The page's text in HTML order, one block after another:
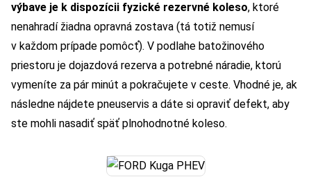
výbave je k dispozícii fyzické rezervné koleso, ktoré
nenahradí žiadna opravná zostava (tá totiž nemusí
v každom prípade pomôcť). V podlahe batožinového
priestoru je dojazdová rezerva a potrebné náradie, ktorú
vymeníte za pár minút a pokračujete v ceste. Vhodné je, ak
následne nájdete pneuservis a dáte si opraviť defekt, aby
ste mohli nasadiť späť plnohodnotné koleso.